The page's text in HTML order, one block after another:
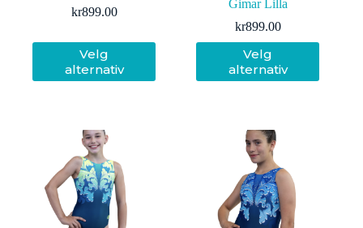
kr899.00
Velg
alternativ
Dette
produktet
har
kan
velges
på
produktsiden
Gimar Lilla
kr899.00
Velg
alternativ
Dette
produktet
har
kan
velges
på
produktsiden